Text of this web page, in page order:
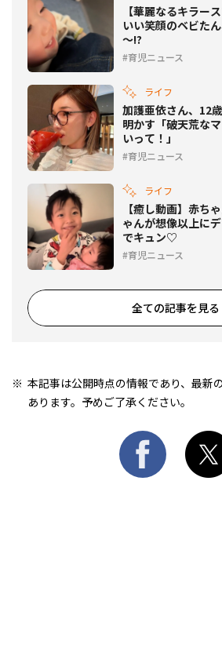
【華麗なるキラー
いい笑顔のベビた
～!?
育児ニュース
ライフ
加護亜依さん、12
明かす「破天荒な
いって！」
育児ニュース
ライフ
【癒し動画】赤ち
ゃんが想像以上に
でキュン♡
育児ニュース
全ての記事を見る
本記事は公開時点の情報であり、最新
あります。予めご了承ください。